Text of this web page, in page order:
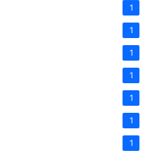
1
1
1
1
1
1
1